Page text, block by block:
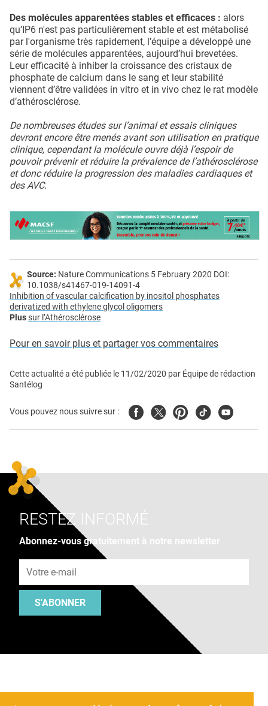
Des molécules apparentées stables et efficaces : alors
qu’IP6 n'est pas particulièrement stable et est métabolisé
par l'organisme très rapidement, l’équipe a développé une
série de molécules apparentées, aujourd’hui brevetées.
Leur efficacité à inhiber la croissance des cristaux de
phosphate de calcium dans le sang et leur stabilité
viennent d’être validées in vitro et in vivo chez le rat modèle
d’athérosclérose.
De nombreuses études sur l’animal et essais cliniques
devront encore être menés avant son utilisation en pratique
clinique, cependant la molécule ouvre déjà l’espoir de
pouvoir prévenir et réduire la prévalence de l’athérosclérose
et donc réduire la progression des maladies cardiaques et
des AVC.
Source: Nature Communications 5 February 2020 DOI:
10.1038/s41467-019-14091-4
Inhibition of vascular calcification by inositol phosphates
derivatized with ethylene glycol oligomers
Plussur l’Athérosclérose
Pour en savoir plus et partager vos commentaires
Cette actualité a été publiée le 11/02/2020 par Équipe de rédaction
Santélog
Vous pouvez nous suivre sur : FacebookTwitterPinterest
TiktokYoutube
RESTEZ INFORMÉ
Abonnez-vous gratuitement à notre newsletter
S'ABONNER